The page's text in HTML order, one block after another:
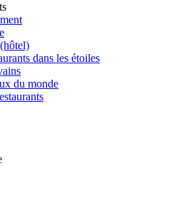
dans les étoiles
du monde